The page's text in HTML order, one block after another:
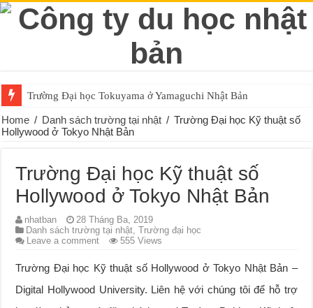
Trường Đại học Tokuyama ở Yamaguchi Nhật Bản
Home / Danh sách trường tại nhật / Trường Đại học Kỹ thuật số
Hollywood ở Tokyo Nhật Bản
Trường Đại học Kỹ thuật số
Hollywood ở Tokyo Nhật Bản
nhatban
28 Tháng Ba, 2019
Danh sách trường tại nhật,Trường đại học
Leave a comment
555 Views
Trường Đại học Kỹ thuật số Hollywood ở Tokyo Nhật Bản –
Digital Hollywood University. Liên hệ với chúng tôi để hỗ trợ